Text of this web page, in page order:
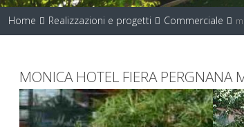
Home Realizzazioni e progetti Commerciale
MONICA HOTEL FIERA PERGNANA